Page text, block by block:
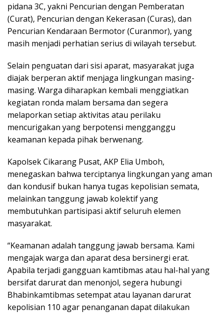
pidana 3C, yakni Pencurian dengan Pemberatan
(Curat), Pencurian dengan Kekerasan (Curas), dan
Pencurian Kendaraan Bermotor (Curanmor), yang
masih menjadi perhatian serius di wilayah tersebut.
Selain penguatan dari sisi aparat, masyarakat juga
diajak berperan aktif menjaga lingkungan masing-
masing. Warga diharapkan kembali menggiatkan
kegiatan ronda malam bersama dan segera
melaporkan setiap aktivitas atau perilaku
mencurigakan yang berpotensi mengganggu
keamanan kepada pihak berwenang.
Kapolsek Cikarang Pusat, AKP Elia Umboh,
menegaskan bahwa terciptanya lingkungan yang aman
dan kondusif bukan hanya tugas kepolisian semata,
melainkan tanggung jawab kolektif yang
membutuhkan partisipasi aktif seluruh elemen
masyarakat.
“Keamanan adalah tanggung jawab bersama. Kami
mengajak warga dan aparat desa bersinergi erat.
Apabila terjadi gangguan kamtibmas atau hal-hal yang
bersifat darurat dan menonjol, segera hubungi
Bhabinkamtibmas setempat atau layanan darurat
kepolisian 110 agar penanganan dapat dilakukan